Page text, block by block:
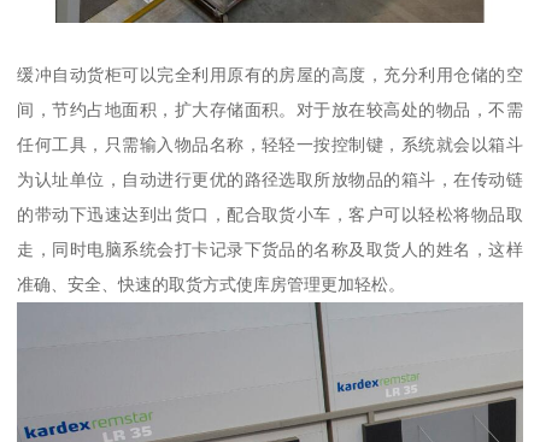
缓冲自动货柜可以完全利用原有的房屋的高度，充分利用仓储的空
间，节约占地面积，扩大存储面积。对于放在较高处的物品，不需
任何工具，只需输入物品名称，轻轻一按控制键，系统就会以箱斗
为认址单位，自动进行更优的路径选取所放物品的箱斗，在传动链
的带动下迅速达到出货口，配合取货小车，客户可以轻松将物品取
走，同时电脑系统会打卡记录下货品的名称及取货人的姓名，这样
准确、安全、快速的取货方式使库房管理更加轻松。